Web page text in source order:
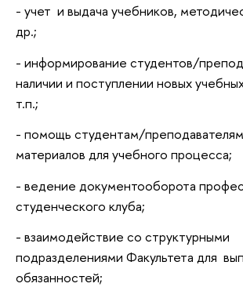
- учет и выдача учебников,
др.;
- информирование студентов/
наличии и поступлении новых
т.п.;
- помощь студентам/
материалов для учебного процесса;
- ведение документооборота
студенческого клуба;
- взаимодействие со структурными
подразделениями Факультета для
обязанностей;